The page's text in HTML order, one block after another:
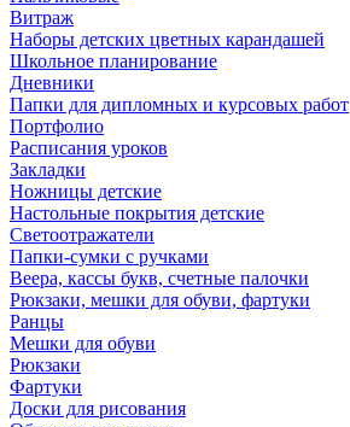
Витраж
Наборы детских цветных карандашей
Школьное планирование
Дневники
Папки для дипломных и курсовых работ
Портфолио
Расписания уроков
Закладки
Ножницы детские
Настольные покрытия детские
Светоотражатели
Папки-сумки с ручками
Веера, кассы букв, счетные палочки
Рюкзаки, мешки для обуви, фартуки
Ранцы
Мешки для обуви
Рюкзаки
Фартуки
Доски для рисования